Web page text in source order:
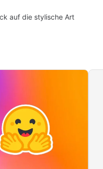
auf die stylische Art